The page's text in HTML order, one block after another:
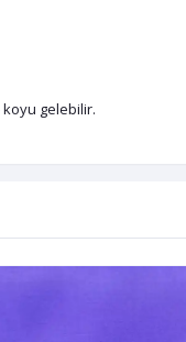
gelebilir.